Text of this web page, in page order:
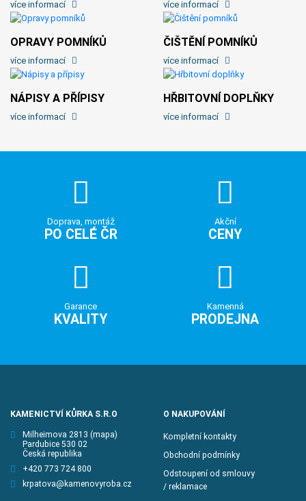
více informací více informací
OPRAVY POMNÍKŮ
více informací
ČIŠTĚNÍ POMNÍKŮ
více informací
NÁPISY A PŘÍPISY
více informací
HŘBITOVNÍ DOPLŇKY
více informací
Doprava, montáž
PO CELÉ ČR
Akční
CENY
Garance
KVALITY
Kamenná
PRODEJNA
KAMENICTVÍ KŮRKA S.R.O
Milheimova 2813 (mapa)
Pardubice 530 02
Česká republika
+420 773 724 800
krpatova@kamenovyroba.cz
O NAKUPOVÁNÍ
Kompletní kontakty
Obchodní podmínky
Odstoupení od smlouvy
/ reklamace